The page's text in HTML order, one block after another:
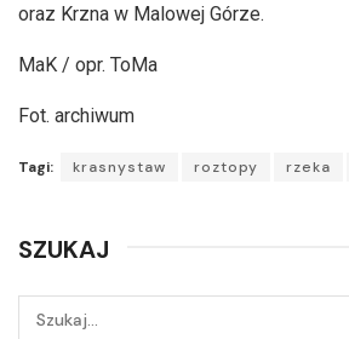
oraz Krzna w Malowej Górze.
MaK / opr. ToMa
Fot. archiwum
Tagi: krasnystaw roztopy rzeka
SZUKAJ